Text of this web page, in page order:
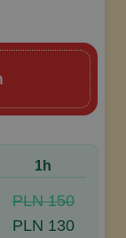
1h
150 PLN
130 PLN